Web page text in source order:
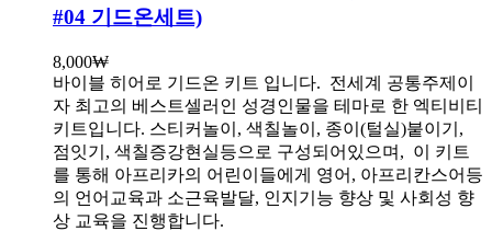
#04 기드온세트)
8,000₩
바이블 히어로 기드온 키트 입니다. 전세계 공통주제이
자 최고의 베스트셀러인 성경인물을 테마로 한 엑티비티
키트입니다. 스티커놀이, 색칠놀이, 종이(털실)붙이기,
점잇기, 색칠증강현실등으로 구성되어있으며, 이 키트
를 통해 아프리카의 어린이들에게 영어, 아프리칸스어등
의 언어교육과 소근육발달, 인지기능 향상 및 사회성 향
상 교육을 진행합니다.